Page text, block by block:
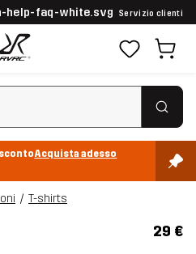
Servizio clienti
scontoAcquista adesso
T-shirts
29 €